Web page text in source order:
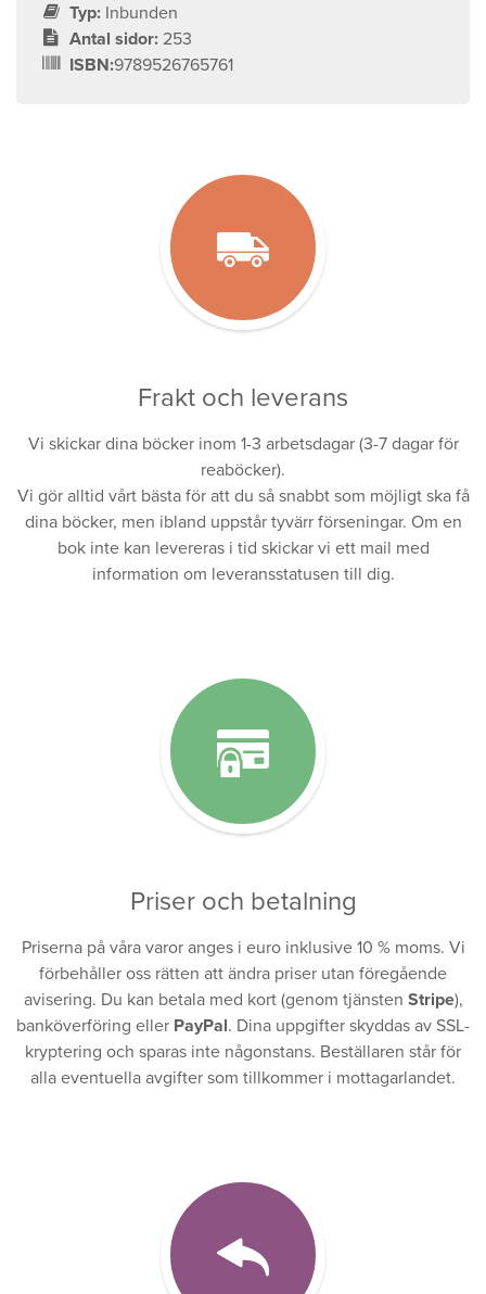
Typ: Inbunden
Antal sidor: 253
ISBN:9789526765761
Frakt och leverans
Vi skickar dina böcker inom 1-3 arbetsdagar (3-7 dagar för
reaböcker).
Vi gör alltid vårt bästa för att du så snabbt som möjligt ska få
dina böcker, men ibland uppstår tyvärr förseningar. Om en
bok inte kan levereras i tid skickar vi ett mail med
information om leveransstatusen till dig.
Priser och betalning
Priserna på våra varor anges i euro inklusive 10 % moms. Vi
förbehåller oss rätten att ändra priser utan föregående
avisering. Du kan betala med kort (genom tjänsten Stripe),
banköverföring eller PayPal. Dina uppgifter skyddas av SSL-
kryptering och sparas inte någonstans. Beställaren står för
alla eventuella avgifter som tillkommer i mottagarlandet.